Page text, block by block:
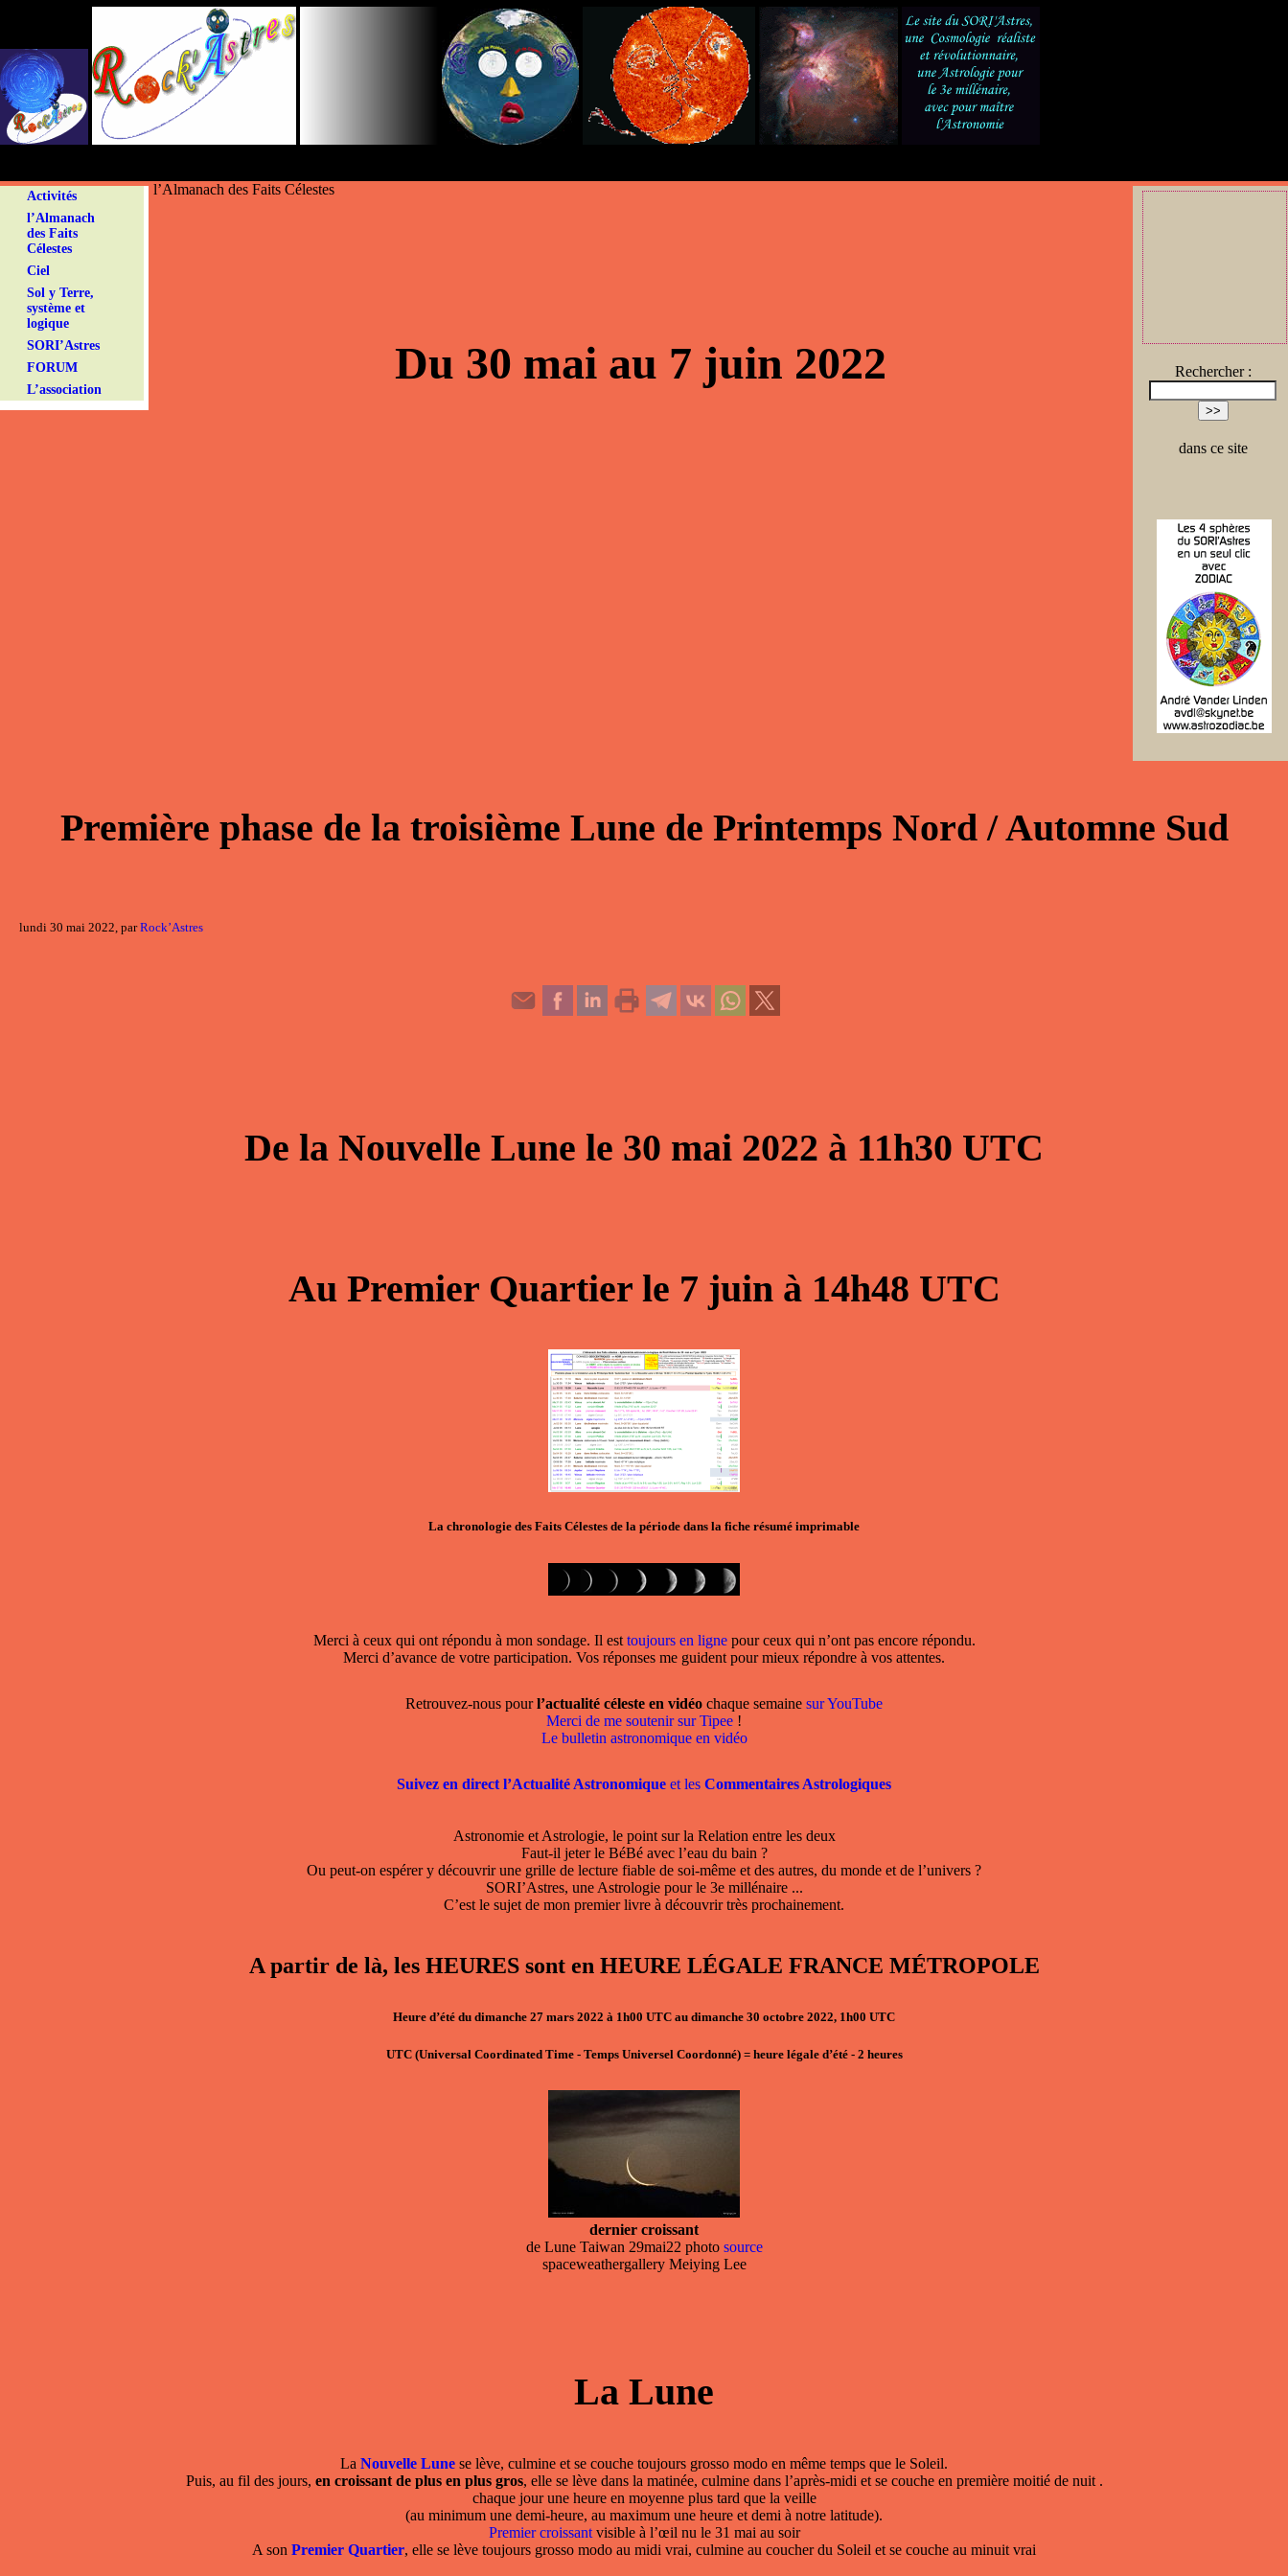
Activités
l’Almanach
des Faits
Célestes
Ciel
Sol y Terre,
système et
logique
SORI’Astres
FORUM
L’association
Rechercher :
dans ce site
l’Almanach des Faits Célestes
Du 30 mai au 7 juin 2022
Première phase de la troisième Lune de Printemps Nord / Automne Sud
lundi 30 mai 2022, parRock’Astres
De la Nouvelle Lune le 30 mai 2022 à 11h30 UTC
Au Premier Quartierle 7 juinà 14h48 UTC
La chronologie des Faits Célestes de la période dans la fiche résumé imprimable
Merci à ceux qui ont répondu à mon sondage. Il est toujours en lignepour ceux qui n’ont pas encore répondu.
Merci d’avance de votre participation. Vos réponses me guident pour mieux répondre à vos attentes.
Retrouvez-nous pourl’actualité céleste en vidéo chaque semaine sur YouTube
Merci de me soutenir sur Tipee !
Le bulletin astronomique en vidéo
Suivez en direct l’Actualité Astronomique et les Commentaires Astrologiques
Astronomie et Astrologie, le point sur la Relation entre les deux
Faut-il jeter le BéBé avec l’eau du bain ?
Ou peut-on espérer y découvrir une grille de lecture fiable de soi-même et des autres, du monde et de l’univers ?
SORI’Astres, une Astrologie pour le 3e millénaire ...
C’est le sujet de mon premier livre à découvrir très prochainement.
A partir de là, les HEURES sont en HEURE LÉGALE FRANCE MÉTROPOLE
Heure d’été du dimanche 27 mars 2022 à 1h00 UTC au dimanche 30 octobre 2022, 1h00 UTC
UTC(Universal Coordinated Time - Temps Universel Coordonné) =heure légale d’été - 2 heures
dernier croissant
de Lune Taiwan 29mai22 photo source
spaceweathergallery Meiying Lee
La Lune
La Nouvelle Lune se lève, culmine et se couche toujours grosso modo en même temps que le Soleil.
Puis, au fil des jours, en croissant de plus en plus gros, elle se lève dans la matinée, culmine dans l’après-midi et se couche en première moitié de nuit .
chaque jour une heure en moyenne plus tard que la veille
(au minimum une demi-heure, au maximum une heure et demi à notre latitude).
Premier croissantvisible à l’œil nu le 31 mai au soir
A son Premier Quartier, elle se lève toujours grosso modo au midi vrai, culmine au coucher du Soleil et se couche au minuit vrai
Panneau de gestion des cookies